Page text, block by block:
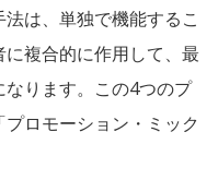
は、単独で機能するこ
複合的に作用して、最
ります。この4つのプ
ロモーション・ミック